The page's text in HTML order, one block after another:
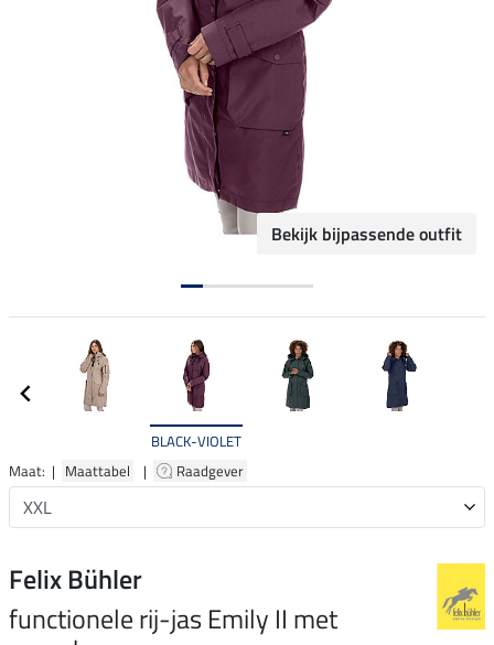
Bekijk bijpassende outfit
BLACK-VIOLET
Maat: | Maattabel | Raadgever
Felix Bühler
functionele rij-jas Emily II met